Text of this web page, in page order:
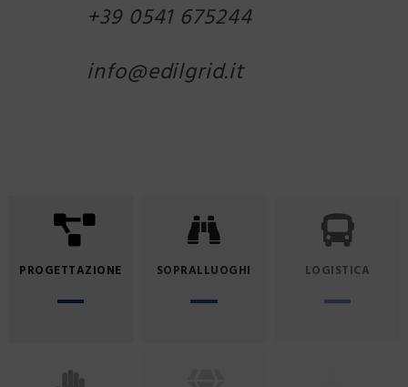
+39 0541 675244
info@edilgrid.it
PROGETTAZIONE SOPRALLUOGHI LOGISTICA